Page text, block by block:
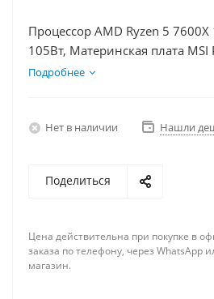
Процессор AMD Ryzen 5 7600X
105Вт, Материнская плата MSI
Видеокарта RTX 5050 8Гб,
Подробнее
Нет в наличии Нашли
Поделиться
Цена действительна при покупке в
заказа по телефону, через WhatsApp
магазин.